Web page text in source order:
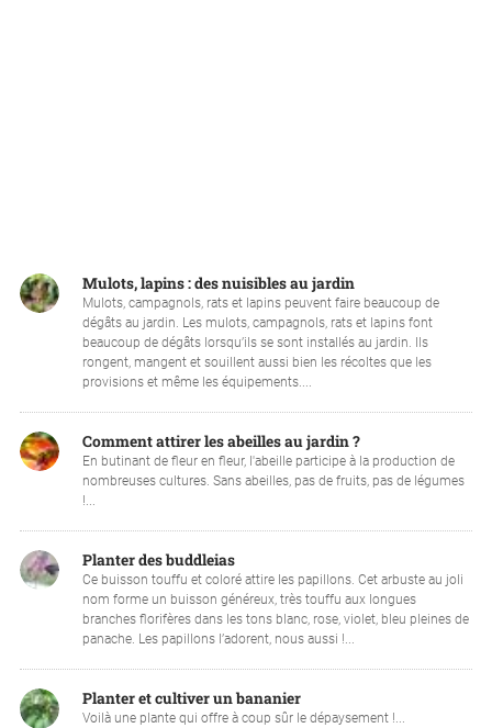
Mulots, lapins : des nuisibles au jardin
Mulots, campagnols, rats et lapins peuvent faire beaucoup de
dégâts au jardin. Les mulots, campagnols, rats et lapins font
beaucoup de dégâts lorsqu’ils se sont installés au jardin. Ils
rongent, mangent et souillent aussi bien les récoltes que les
provisions et même les équipements....
Comment attirer les abeilles au jardin ?
En butinant de fleur en fleur, l'abeille participe à la production de
nombreuses cultures. Sans abeilles, pas de fruits, pas de légumes
!...
Planter des buddleias
Ce buisson touffu et coloré attire les papillons. Cet arbuste au joli
nom forme un buisson généreux, très touffu aux longues
branches florifères dans les tons blanc, rose, violet, bleu pleines de
panache. Les papillons l’adorent, nous aussi !...
Planter et cultiver un bananier
Voilà une plante qui offre à coup sûr le dépaysement !...